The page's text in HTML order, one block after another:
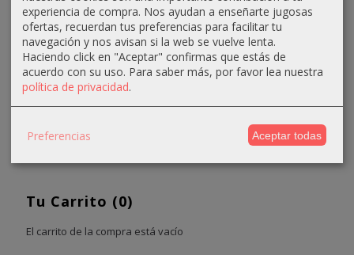
Marcas
Tu Carrito (0)
El carrito de la compra está vacío
experiencia de compra. Nos ayudan a enseñarte jugosas
ofertas, recuerdan tus preferencias para facilitar tu
navegación y nos avisan si la web se vuelve lenta.
Haciendo click en "Aceptar" confirmas que estás de
acuerdo con su uso. Para saber más, por favor lea nuestra
política de privacidad.
Preferencias Aceptar todas